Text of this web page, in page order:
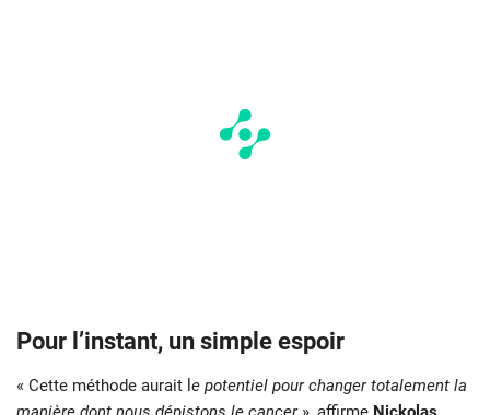
Pour l’instant, un simple espoir
« Cette méthode aurait l e potentiel pour changer totalement la